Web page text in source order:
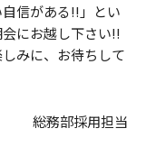
自信がある!!」とい
にお越し下さい!!
みに、お待ちして
総務部採用担当